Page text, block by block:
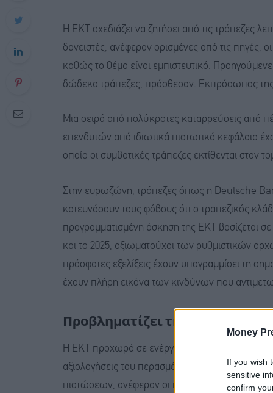
Money
If you wish
sensitive
confirm
Η ΕΚΤ σχεδιάζει να ζητήσει από τις τράπεζες
δανειστές, ανέφεραν ορισμένες από τις πηγές,
καθώς το θέμα είναι εμπιστευτικό.
δώδεκα τράπεζες, πρόσθεσαν. Εκπρόσωπος
Μια σειρά από πολύκροτες καταρρεύσεις από
επενδυτών από ιδιωτικά πιστωτικά κεφάλαια
οποίο οι συμβατικές τράπεζες εκτίθενται στον
Στην ευρωζώνη, τράπεζες όπως η Deutsche
κατευνάσουν τους φόβους ότι ο τραπεζικός
προγραμματισμένη άσκηση της ΕΚΤ βασίζεται
και το 2025, αξιωματούχοι των ρυθμιστικών
πρόσφατες εξελίξεις έχουν υπογραμμίσει τη
έχουν πλήρη εικόνα των κινδύνων που
Προβληματίζει την ΕΚΤ η
Η ΕΚΤ προχωρά σε ενέργειες για την
αξιολογήσεις του περασμένου έτους σχετικά
πιστώσεων, ανέφεραν οι πηγές. Οι ανησυχίες